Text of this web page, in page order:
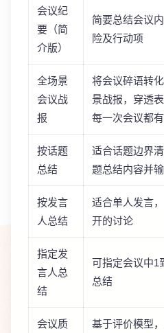
会议纪
要（简
介版）
简要总结会议
险及行动项
全场景
会议战
报
将会议碎语转
景战报，穿透
每一次会议都
按话题
总结
适合话题边界
题总结内容并
按发言
人总结
适合单人发言
开的讨论
指定发
言人总
结
可指定会议中1
总结
会议质
基于评价模型